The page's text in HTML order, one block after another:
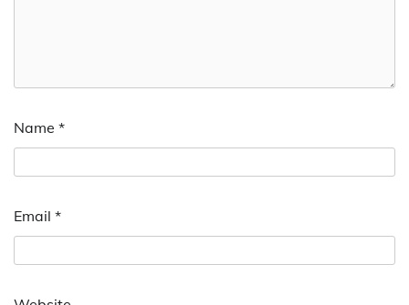
Name *
Email *